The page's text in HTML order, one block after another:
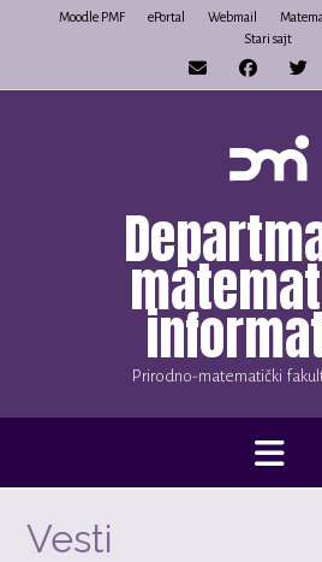
Moodle PMF ePortal Webmail
Stari sajt
Prirodno-matematički
Vesti